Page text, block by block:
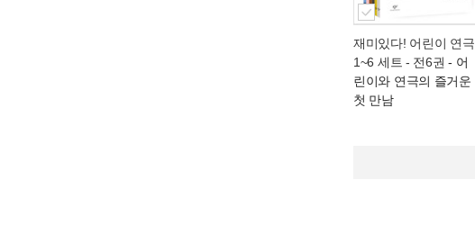
재미있다! 어린이 연극
1~6 세트 - 전6권 - 어
린이와 연극의 즐거운
첫 만남